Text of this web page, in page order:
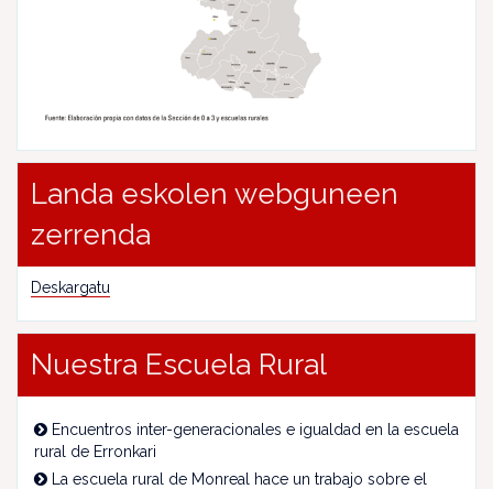
Landa eskolen webguneen
zerrenda
Deskargatu
Nuestra Escuela Rural
Encuentros inter-generacionales e igualdad en la escuela
rural de Erronkari
La escuela rural de Monreal hace un trabajo sobre el